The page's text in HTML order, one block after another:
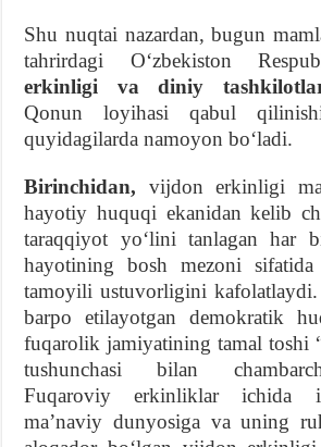
Shu nuqtai nazardan, bugun
tahrirdagi O‘zbekiston
erkinligi va diniy tashkilotlar
Qonun loyihasi qabul
quyidagilarda namoyon bo‘ladi.
Birinchidan, vijdon erkinligi
hayotiy huquqi ekanidan kelib
taraqqiyot yo‘lini tanlagan har
hayotining bosh mezoni
tamoyili ustuvorligini kafolatlaydi.
barpo etilayotgan demokratik
fuqarolik jamiyatining tamal toshi
tushunchasi bilan
Fuqaroviy erkinliklar ichida
ma’naviy dunyosiga va uning